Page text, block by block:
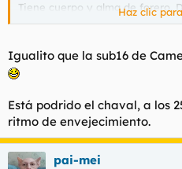
Tiene cuerpo y alma de forero.
desde que nació su tercera hija.
Haz clic
Igualito que la sub16 de
Está podrido el chaval, a los
ritmo de envejecimiento.
pai-mei